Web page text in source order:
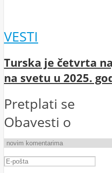
VESTI
Turska je četvrta
na svetu u 2025.
Pretplati se
Obavesti o